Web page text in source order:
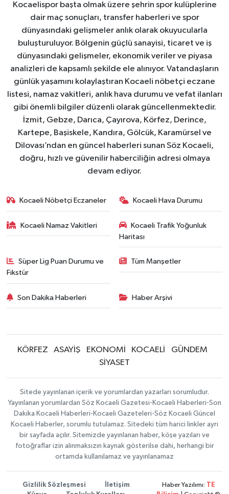
Kocaelispor başta olmak üzere şehrin spor kulüplerine
dair maç sonuçları, transfer haberleri ve spor
dünyasındaki gelişmeler anlık olarak okuyucularla
buluşturuluyor. Bölgenin güçlü sanayisi, ticaret ve iş
dünyasındaki gelişmeler, ekonomik veriler ve piyasa
analizleri de kapsamlı şekilde ele alınıyor. Vatandaşların
günlük yaşamını kolaylaştıran Kocaeli nöbetçi eczane
listesi, namaz vakitleri, anlık hava durumu ve vefat ilanları
gibi önemli bilgiler düzenli olarak güncellenmektedir.
İzmit, Gebze, Darıca, Çayırova, Körfez, Derince,
Kartepe, Başiskele, Kandıra, Gölcük, Karamürsel ve
Dilovası’ndan en güncel haberleri sunan Söz Kocaeli,
doğru, hızlı ve güvenilir haberciliğin adresi olmaya
devam ediyor.
Kocaeli Nöbetçi Eczaneler Kocaeli Hava Durumu
Kocaeli Namaz Vakitleri
Kocaeli Trafik Yoğunluk
Haritası
Süper Lig Puan Durumu ve
Fikstür
Tüm Manşetler
Son Dakika Haberleri Haber Arşivi
KÖRFEZ ASAYİŞ EKONOMİ KOCAELİ
GÜNDEM
SİYASET
Sitede yayınlanan içerik ve yorumlardan yazarları sorumludur.
Yayınlanan yorumlardan Söz Kocaeli Gazetesi-Kocaeli Haberleri-Son
Dakika Kocaeli Haberleri-Kocaeli Gazeteleri-Söz Kocaeli Güncel
Kocaeli Haberler, sorumlu tutulamaz. Sitedeki tüm harici linkler ayrı
bir sayfada açılır. Sitemizde yayınlanan haber, köşe yazıları ve
fotoğraflar izin alınmaksızın kaynak gösterilse dahi, herhangi bir
ortamda kullanılamaz ve yayınlanamaz
Gizlilik Sözleşmesi
İletişim
Haber Yazılımı:
TE